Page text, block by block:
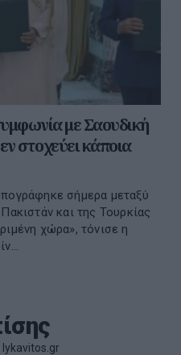
με Σαουδική
στοχεύει κάποια
σήμερα μεταξύ
και της Τουρκίας
χώρα», τόνισε η
lykavitos.gr